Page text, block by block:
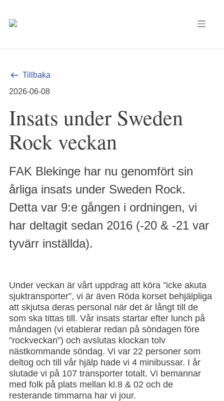
Tillbaka
2026-06-08
Insats under Sweden
Rock veckan
FAK Blekinge har nu genomfört sin
årliga insats under Sweden Rock.
Detta var 9:e gången i ordningen, vi
har deltagit sedan 2016 (-20 & -21 var
tyvärr inställda).
Delar av Sweden Rock gänget 2026
Genomgång innan ett av passen började
Vårt tillhåll på själva festivalområdet
Trevlig samvaro i tältet mellan körningarna
Vårt tält är populärt. Dels samarbetar vi med Region
Blekinges ambulansverksamhet genom att även
deras personal har vårt tält som sitt tillhåll när de inte
har uppdrag och dels så dyker alla möjliga upp
framåt natten när det vankas Bullens korv
Före varje arbetspass blåser alla alkotest och visar
sitt körkort. Allt för att vi ska kunna stå för en så säker
insats som möjligt.
Före varje arbetspass blåser alla alkotest och visar
sitt körkort. Allt för att vi ska kunna stå för en så säker
insats som möjligt.
Gänget kom på att lättaste sättet att ha koll på
tältchefen var att spänna fast henne...
Petter på ambulansen gav oss en mycket givande
genomgång av deras utrustning.
Petter förevisar ambulansutrustningen
Vi fick också möjlighet att se Bruce Dickinsons
ankomst på nära håll.
Gåva från en patient som hade fått åka med oss förra
året. Tänk vilket avtryck vi gör när de tar sig tid för
detta ett helt år efteråt.
Årets kilt/snutte bild.
Vårt läger på personalcampingen
I år passade vi som etablerade på att njuta av lite
trevlig samvaro innan veckan drog i gång
Under veckan är vårt uppdrag att köra ”icke akuta
sjuktransporter”, vi är även Röda korset behjälpliga
att skjutsa deras personal när det är långt till de
som ska tittas till. Vår insats startar efter lunch på
måndagen (vi etablerar redan på söndagen före
”rockveckan”) och avslutas klockan tolv
nästkommande söndag. Vi var 22 personer som
deltog och till vår hjälp hade vi 4 minibussar. I år
slutade vi på 107 transporter totalt. Vi bemannar
med folk på plats mellan kl.8 & 02 och de
resterande timmarna har vi jour.